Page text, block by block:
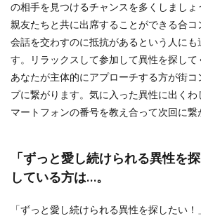
の相手を見つけるチャンスを多くしましょ
親友たちと共に出席することができる合コ
会話を交わすのに抵抗があるという人にも
す。リラックスして参加して異性を探して
あなたが主体的にアプローチする方が街コ
プに繋がります。気に入った異性に出くわ
マートフォンの番号を教え合って次回に繋
「ずっと愛し続けられる異性を
している方は…。
「ずっと愛し続けられる異性を探したい